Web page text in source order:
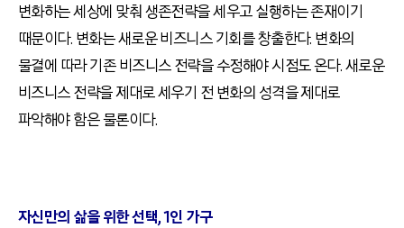
변화하는 세상에 맞춰 생존전략을 세우고 실행하는 존재이기
때문이다. 변화는 새로운 비즈니스 기회를 창출한다. 변화의
물결에 따라 기존 비즈니스 전략을 수정해야 시점도 온다. 새로운
비즈니스 전략을 제대로 세우기 전 변화의 성격을 제대로
파악해야 함은 물론이다.
자신만의 삶을 위한 선택, 1인 가구